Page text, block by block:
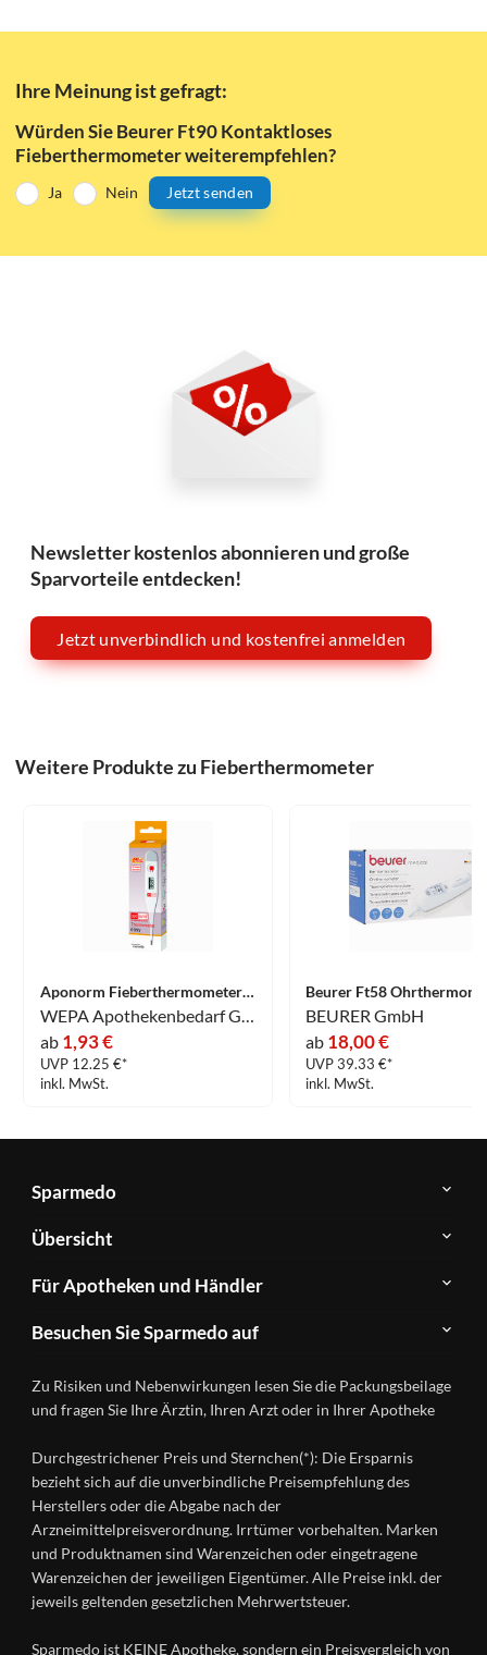
Ihre Meinung ist gefragt:
Würden Sie Beurer Ft90 Kontaktloses
Fieberthermometer weiterempfehlen?
Ja Nein Jetzt senden
Newsletter kostenlos abonnieren und große
Sparvorteile entdecken!
Jetzt unverbindlich und kostenfrei anmelden
Weitere Produkte zu Fieberthermometer
Aponorm Fieberthermometer Easy 1 Stück
ab 1,93 €
UVP 12.25 €*
inkl. MwSt.
BEURER GmbH
ab 18,00 €
UVP 39.33 €*
inkl. MwSt.
Sparmedo
Über
Sparmedo
FAQ
Kontakt
Datenschutz
Nutzungsbedingungen
Übersicht
Herstellerverzeichnis
Produkte
A-
Ratgeber
Wirkstoffe
Gesundheitsmagazin
Für Apotheken und Händler
&
Händlerlogin
Besuchen Sie Sparmedo auf
Instagram
Zu Risiken und Nebenwirkungen lesen Sie die Packungsbeilage
und fragen Sie Ihre Ärztin, Ihren Arzt oder in Ihrer Apotheke
Durchgestrichener Preis und Sternchen(*): Die Ersparnis
bezieht sich auf die unverbindliche Preisempfehlung des
Herstellers oder die Abgabe nach der
Arzneimittelpreisverordnung. Irrtümer vorbehalten. Marken
und Produktnamen sind Warenzeichen oder eingetragene
Warenzeichen der jeweiligen Eigentümer. Alle Preise inkl. der
jeweils geltenden gesetzlichen Mehrwertsteuer.
Sparmedo ist KEINE Apotheke, sondern ein Preisvergleich von